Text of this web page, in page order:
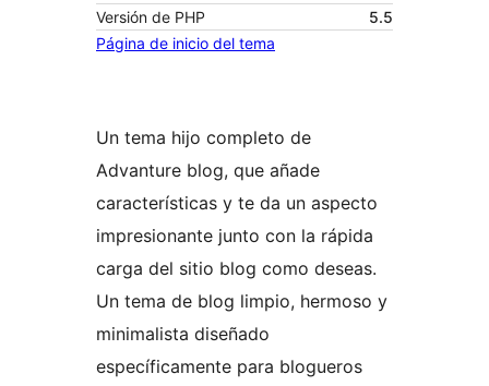
Versión de PHP
5.5
Página de inicio del tema
Un tema hijo completo de
Advanture blog, que añade
características y te da un aspecto
impresionante junto con la rápida
carga del sitio blog como deseas.
Un tema de blog limpio, hermoso y
minimalista diseñado
específicamente para blogueros